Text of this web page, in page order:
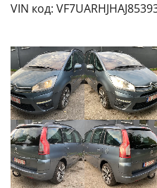
VIN код: